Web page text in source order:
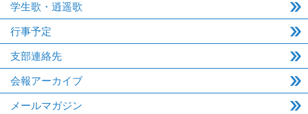
学生歌・逍遥歌
行事予定
支部連絡先
会報アーカイブ
メールマガジン